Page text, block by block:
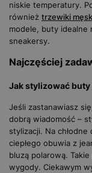
niskie temperatury.
również trzewiki
modele, buty idealne
sneakersy.
Najczęściej
Jak stylizować
Jeśli zastanawiasz
dobrą wiadomość –
stylizacji. Na
ciepłego obuwia z
bluzą polarową.
wygody. Ciekawym